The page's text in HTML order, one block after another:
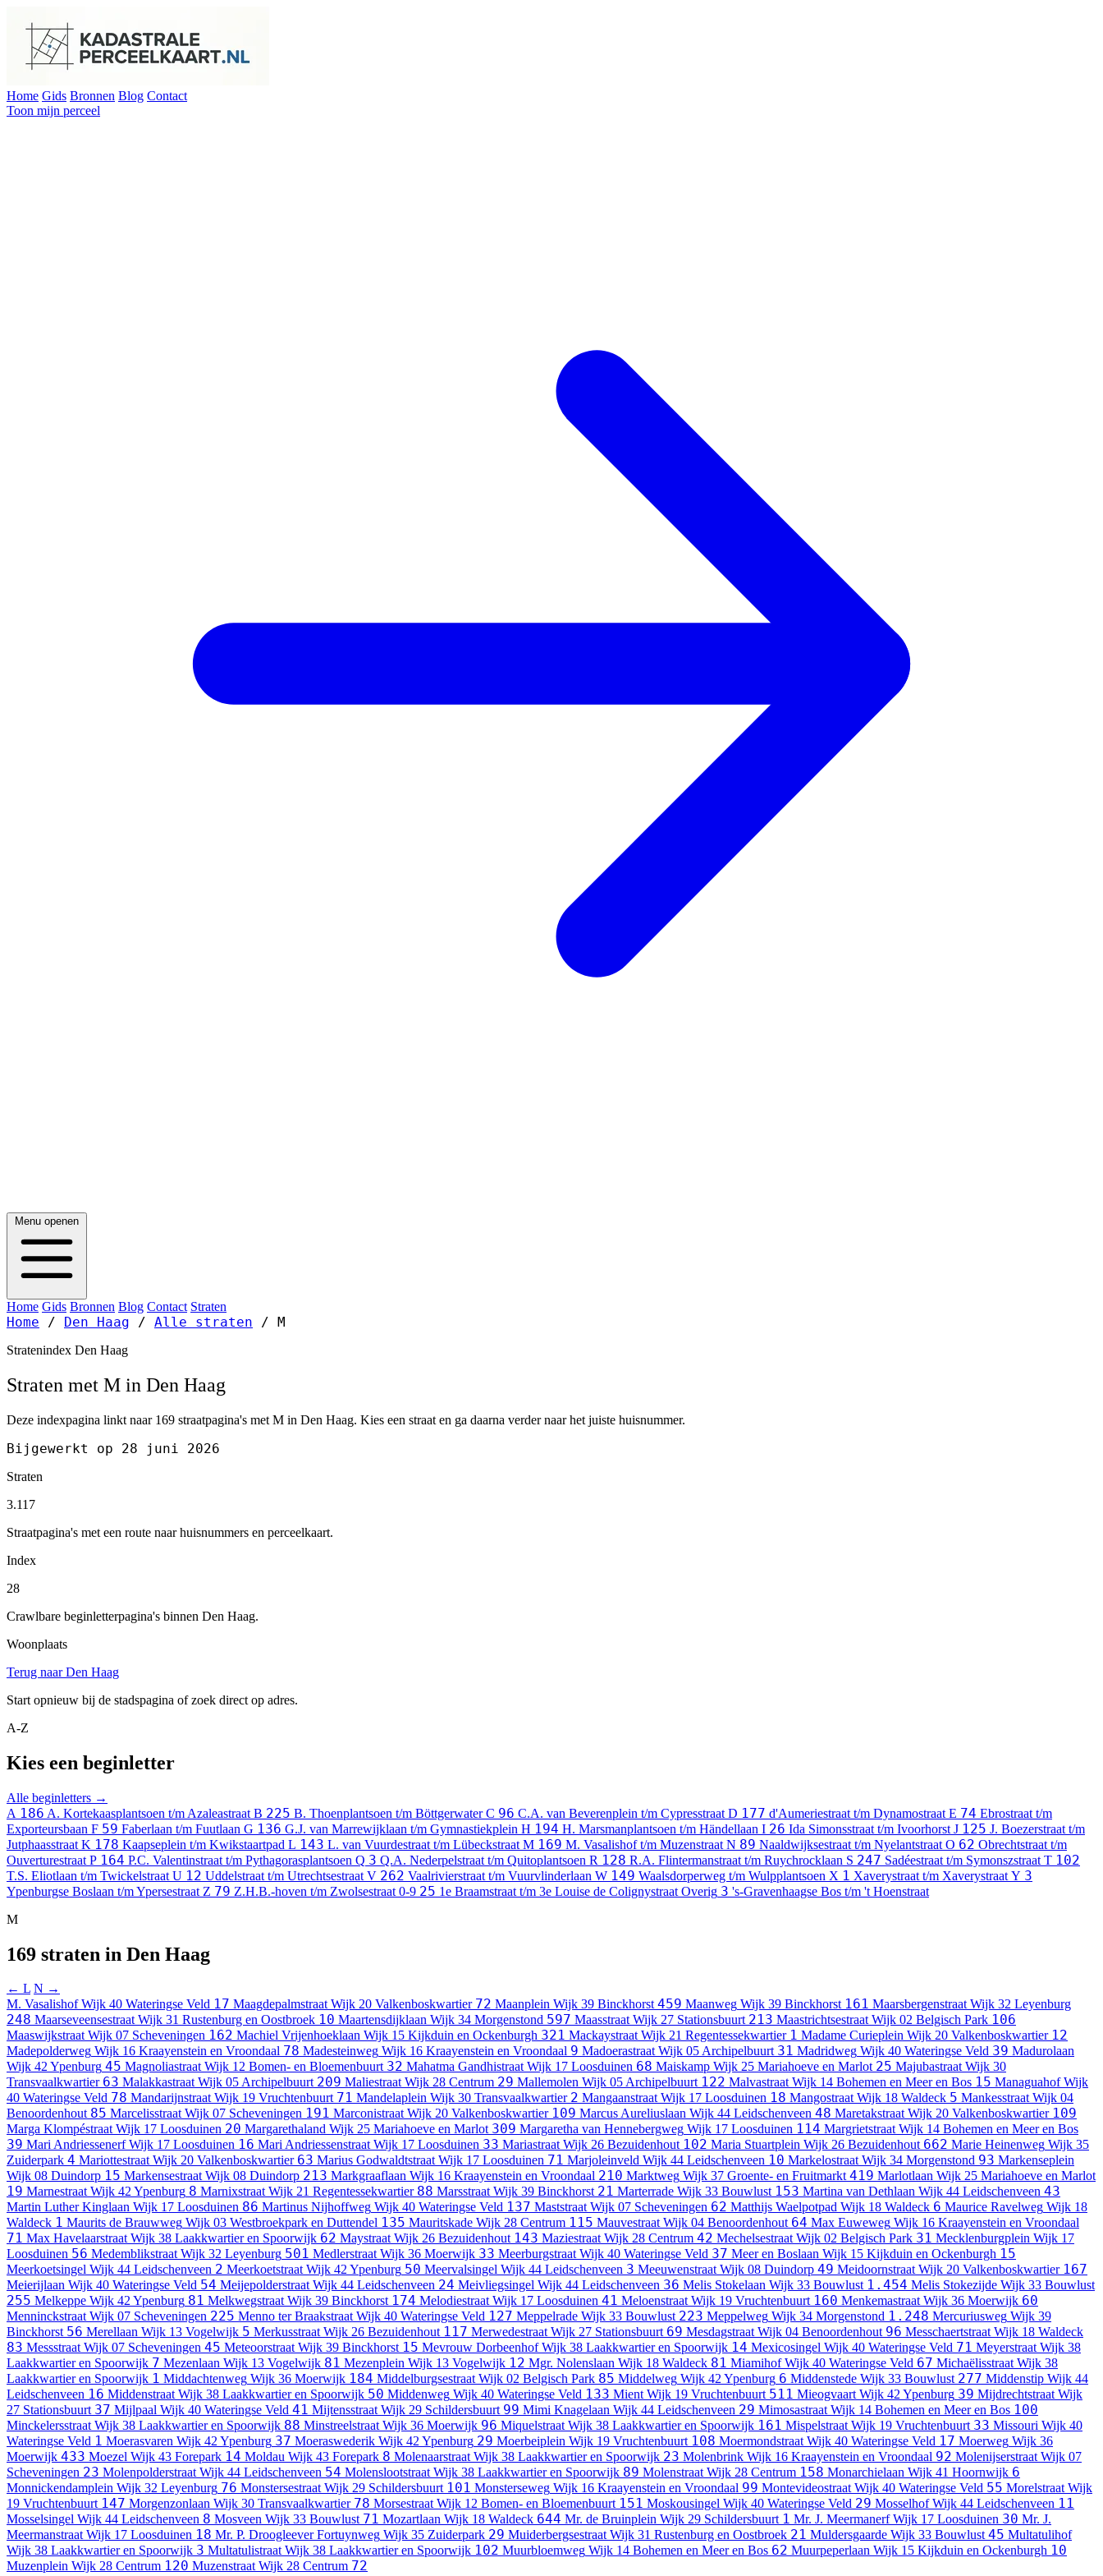
Home Gids Bronnen Blog Contact
Toon mijn perceel
Menu openen
Home Gids Bronnen Blog Contact Straten
Home / Den Haag / Alle straten / M
Stratenindex Den Haag
Straten met M in Den Haag
Deze indexpagina linkt naar 169 straatpagina's met M in Den Haag. Kies een straat en ga daarna verder naar het juiste huisnummer.
Bijgewerkt op 28 juni 2026
Straten
3.117
Straatpagina's met een route naar huisnummers en perceelkaart.
Index
28
Crawlbare beginletterpagina's binnen Den Haag.
Woonplaats
Terug naar Den Haag
Start opnieuw bij de stadspagina of zoek direct op adres.
A-Z
Kies een beginletter
Alle beginletters →
A 186 A. Kortekaasplantsoen t/m Azaleastraat B 225 B. Thoenplantsoen t/m BöttgerwaterC 96 C.A. van Beverenplein t/m Cypresstraat D 177 d'Aumeriestraat t/m Dynamostraat E 74 Ebrostraat t/m
Exporteursbaan F 59 Faberlaan t/m Fuutlaan G 136 G.J. van Marrewijklaan t/m Gymnastiekplein H 194 H. Marsmanplantsoen t/m Händellaan I 26 Ida Simonsstraat t/m Ivoorhorst J 125 J. Boezerstraat t/m
Jutphaasstraat K 178 Kaapseplein t/m Kwikstaartpad L 143 L. van Vuurdestraat t/m Lübeckstraat M 169 M. Vasalishof t/m Muzenstraat N 89 Naaldwijksestraat t/m Nyelantstraat O 62 Obrechtstraat t/m
Ouverturestraat P 164 P.C. Valentinstraat t/m Pythagorasplantsoen Q 3 Q.A. Nederpelstraat t/m Quitoplantsoen R 128 R.A. Flintermanstraat t/m Ruychrocklaan S 247 Sadéestraat t/m Symonszstraat T 102
T.S. Eliotlaan t/m Twickelstraat U 12 Uddelstraat t/m Utrechtsestraat V 262 Vaalrivierstraat t/m Vuurvlinderlaan W 149 Waalsdorperweg t/m Wulpplantsoen X 1 Xaverystraat t/m Xaverystraat Y 3
Ypenburgse Boslaan t/m Ypersestraat Z 79 Z.H.B.-hoven t/m Zwolsestraat 0-9 25 1e Braamstraat t/m 3e Louise de Colignystraat Overig 3 's-Gravenhaagse Bos t/m 't Hoenstraat
M
169 straten in Den Haag
← L N →
M. Vasalishof Wijk 40 Wateringse Veld 17 Maagdepalmstraat Wijk 20 Valkenboskwartier 72 Maanplein Wijk 39 Binckhorst 459 Maanweg Wijk 39 Binckhorst 161 Maarsbergenstraat Wijk 32 Leyenburg
248 Maarseveensestraat Wijk 31 Rustenburg en Oostbroek 10 Maartensdijklaan Wijk 34 Morgenstond 597 Maasstraat Wijk 27 Stationsbuurt 213 Maastrichtsestraat Wijk 02 Belgisch Park 106
Maaswijkstraat Wijk 07 Scheveningen 162 Machiel Vrijenhoeklaan Wijk 15 Kijkduin en Ockenburgh 321 Mackaystraat Wijk 21 Regentessekwartier 1 Madame Curieplein Wijk 20 Valkenboskwartier 12
Madepolderweg Wijk 16 Kraayenstein en Vroondaal 78 Madesteinweg Wijk 16 Kraayenstein en Vroondaal 9 Madoerastraat Wijk 05 Archipelbuurt 31 Madridweg Wijk 40 Wateringse Veld 39 Madurolaan
Wijk 42 Ypenburg 45 Magnoliastraat Wijk 12 Bomen- en Bloemenbuurt 32 Mahatma Gandhistraat Wijk 17 Loosduinen 68 Maiskamp Wijk 25 Mariahoeve en Marlot 25 Majubastraat Wijk 30
Transvaalkwartier 63 Malakkastraat Wijk 05 Archipelbuurt 209 Maliestraat Wijk 28 Centrum 29 Mallemolen Wijk 05 Archipelbuurt 122 Malvastraat Wijk 14 Bohemen en Meer en Bos 15 Managuahof Wijk
40 Wateringse Veld 78 Mandarijnstraat Wijk 19 Vruchtenbuurt 71 Mandelaplein Wijk 30 Transvaalkwartier 2 Mangaanstraat Wijk 17 Loosduinen 18 Mangostraat Wijk 18 Waldeck 5 Mankesstraat Wijk 04
Benoordenhout 85 Marcelisstraat Wijk 07 Scheveningen 191 Marconistraat Wijk 20 Valkenboskwartier 109 Marcus Aureliuslaan Wijk 44 Leidschenveen 48 Maretakstraat Wijk 20 Valkenboskwartier 109
Marga Klompéstraat Wijk 17 Loosduinen 20 Margarethaland Wijk 25 Mariahoeve en Marlot 309 Margaretha van Hennebergweg Wijk 17 Loosduinen 114 Margrietstraat Wijk 14 Bohemen en Meer en Bos
39 Mari Andriessenerf Wijk 17 Loosduinen 16 Mari Andriessenstraat Wijk 17 Loosduinen 33 Mariastraat Wijk 26 Bezuidenhout 102 Maria Stuartplein Wijk 26 Bezuidenhout 662 Marie Heinenweg Wijk 35
Zuiderpark 4 Mariottestraat Wijk 20 Valkenboskwartier 63 Marius Godwaldtstraat Wijk 17 Loosduinen 71 Marjoleinveld Wijk 44 Leidschenveen 10 Markelostraat Wijk 34 Morgenstond 93 Markenseplein
Wijk 08 Duindorp 15 Markensestraat Wijk 08 Duindorp 213 Markgraaflaan Wijk 16 Kraayenstein en Vroondaal 210 Marktweg Wijk 37 Groente- en Fruitmarkt 419 Marlotlaan Wijk 25 Mariahoeve en Marlot
19 Marnestraat Wijk 42 Ypenburg 8 Marnixstraat Wijk 21 Regentessekwartier 88 Marsstraat Wijk 39 Binckhorst 21 Marterrade Wijk 33 Bouwlust 153 Martina van Dethlaan Wijk 44 Leidschenveen 43
Martin Luther Kinglaan Wijk 17 Loosduinen 86 Martinus Nijhoffweg Wijk 40 Wateringse Veld 137 Maststraat Wijk 07 Scheveningen 62 Matthijs Waelpotpad Wijk 18 Waldeck 6 Maurice Ravelweg Wijk 18
Waldeck 1 Maurits de Brauwweg Wijk 03 Westbroekpark en Duttendel 135 Mauritskade Wijk 28 Centrum 115 Mauvestraat Wijk 04 Benoordenhout 64 Max Euweweg Wijk 16 Kraayenstein en Vroondaal
71 Max Havelaarstraat Wijk 38 Laakkwartier en Spoorwijk 62 Maystraat Wijk 26 Bezuidenhout 143 Maziestraat Wijk 28 Centrum 42 Mechelsestraat Wijk 02 Belgisch Park 31 Mecklenburgplein Wijk 17
Loosduinen 56 Medemblikstraat Wijk 32 Leyenburg 501 Medlerstraat Wijk 36 Moerwijk 33 Meerburgstraat Wijk 40 Wateringse Veld 37 Meer en Boslaan Wijk 15 Kijkduin en Ockenburgh 15
Meerkoetsingel Wijk 44 Leidschenveen 2 Meerkoetstraat Wijk 42 Ypenburg 50 Meervalsingel Wijk 44 Leidschenveen 3 Meeuwenstraat Wijk 08 Duindorp 49 Meidoornstraat Wijk 20 Valkenboskwartier 167
Meierijlaan Wijk 40 Wateringse Veld 54 Meijepolderstraat Wijk 44 Leidschenveen 24 Meivliegsingel Wijk 44 Leidschenveen 36 Melis Stokelaan Wijk 33 Bouwlust 1.454 Melis Stokezijde Wijk 33 Bouwlust
255 Melkeppe Wijk 42 Ypenburg 81 Melkwegstraat Wijk 39 Binckhorst 174 Melodiestraat Wijk 17 Loosduinen 41 Meloenstraat Wijk 19 Vruchtenbuurt 160 Menkemastraat Wijk 36 Moerwijk 60
Menninckstraat Wijk 07 Scheveningen 225 Menno ter Braakstraat Wijk 40 Wateringse Veld 127 Meppelrade Wijk 33 Bouwlust 223 Meppelweg Wijk 34 Morgenstond 1.248 Mercuriusweg Wijk 39
Binckhorst 56 Merellaan Wijk 13 Vogelwijk 5 Merkusstraat Wijk 26 Bezuidenhout 117 Merwedestraat Wijk 27 Stationsbuurt 69 Mesdagstraat Wijk 04 Benoordenhout 96 Messchaertstraat Wijk 18 Waldeck
83 Messstraat Wijk 07 Scheveningen 45 Meteoorstraat Wijk 39 Binckhorst 15 Mevrouw Dorbeenhof Wijk 38 Laakkwartier en Spoorwijk 14 Mexicosingel Wijk 40 Wateringse Veld 71 Meyerstraat Wijk 38
Laakkwartier en Spoorwijk 7 Mezenlaan Wijk 13 Vogelwijk 81 Mezenplein Wijk 13 Vogelwijk 12 Mgr. Nolenslaan Wijk 18 Waldeck 81 Miamihof Wijk 40 Wateringse Veld 67 Michaëlisstraat Wijk 38
Laakkwartier en Spoorwijk 1 Middachtenweg Wijk 36 Moerwijk 184 Middelburgsestraat Wijk 02 Belgisch Park 85 Middelweg Wijk 42 Ypenburg 6 Middenstede Wijk 33 Bouwlust 277 Middenstip Wijk 44
Leidschenveen 16 Middenstraat Wijk 38 Laakkwartier en Spoorwijk 50 Middenweg Wijk 40 Wateringse Veld 133 Mient Wijk 19 Vruchtenbuurt 511 Mieogvaart Wijk 42 Ypenburg 39 Mijdrechtstraat Wijk
27 Stationsbuurt 37 Mijlpaal Wijk 40 Wateringse Veld 41 Mijtensstraat Wijk 29 Schildersbuurt 99 Mimi Knagelaan Wijk 44 Leidschenveen 29 Mimosastraat Wijk 14 Bohemen en Meer en Bos 100
Minckelersstraat Wijk 38 Laakkwartier en Spoorwijk 88 Minstreelstraat Wijk 36 Moerwijk 96 Miquelstraat Wijk 38 Laakkwartier en Spoorwijk 161 Mispelstraat Wijk 19 Vruchtenbuurt 33 Missouri Wijk 40
Wateringse Veld 1 Moerasvaren Wijk 42 Ypenburg 37 Moeraswederik Wijk 42 Ypenburg 29 Moerbeiplein Wijk 19 Vruchtenbuurt 108 Moermondstraat Wijk 40 Wateringse Veld 17 Moerweg Wijk 36
Moerwijk 433 Moezel Wijk 43 Forepark 14 Moldau Wijk 43 Forepark 8 Molenaarstraat Wijk 38 Laakkwartier en Spoorwijk 23 Molenbrink Wijk 16 Kraayenstein en Vroondaal 92 Molenijserstraat Wijk 07
Scheveningen 23 Molenpolderstraat Wijk 44 Leidschenveen 54 Molenslootstraat Wijk 38 Laakkwartier en Spoorwijk 89 Molenstraat Wijk 28 Centrum 158 Monarchielaan Wijk 41 Hoornwijk 6
Monnickendamplein Wijk 32 Leyenburg 76 Monstersestraat Wijk 29 Schildersbuurt 101 Monsterseweg Wijk 16 Kraayenstein en Vroondaal 99 Montevideostraat Wijk 40 Wateringse Veld 55 Morelstraat Wijk
19 Vruchtenbuurt 147 Morgenzonlaan Wijk 30 Transvaalkwartier 78 Morsestraat Wijk 12 Bomen- en Bloemenbuurt 151 Moskousingel Wijk 40 Wateringse Veld 29 Mosselhof Wijk 44 Leidschenveen 11
Mosselsingel Wijk 44 Leidschenveen 8 Mosveen Wijk 33 Bouwlust 71 Mozartlaan Wijk 18 Waldeck 644 Mr. de Bruinplein Wijk 29 Schildersbuurt 1 Mr. J. Meermanerf Wijk 17 Loosduinen 30 Mr. J.
Meermanstraat Wijk 17 Loosduinen 18 Mr. P. Droogleever Fortuynweg Wijk 35 Zuiderpark 29 Muiderbergsestraat Wijk 31 Rustenburg en Oostbroek 21 Muldersgaarde Wijk 33 Bouwlust 45 Multatulihof
Wijk 38 Laakkwartier en Spoorwijk 3 Multatulistraat Wijk 38 Laakkwartier en Spoorwijk 102 Muurbloemweg Wijk 14 Bohemen en Meer en Bos 62 Muurpeperlaan Wijk 15 Kijkduin en Ockenburgh 10
Muzenplein Wijk 28 Centrum 120 Muzenstraat Wijk 28 Centrum 72